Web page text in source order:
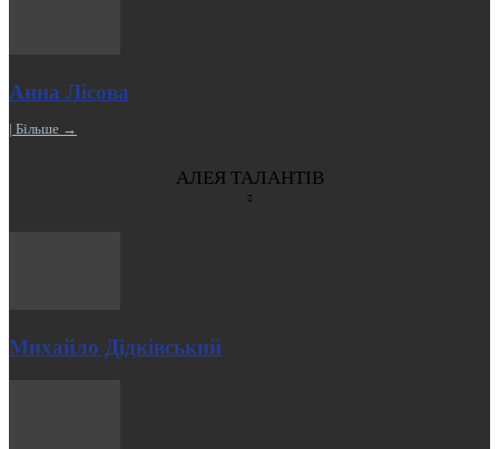
Анна Лісова
| Більше →
АЛЕЯ ТАЛАНТІВ
Михайло Дідківський